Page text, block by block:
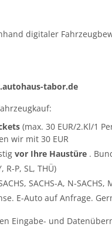
digitaler
tabor.de
(max. 30 EUR/2.Kl/1
wir mit 30 EUR
vor Ihre Haustüre .
R-P, SL, THÜ)
SACHS-A, N-SACHS,
E-Auto auf Anfrage.
Eingabe- und